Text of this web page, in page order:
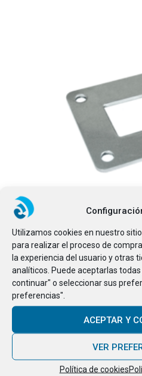
Utilizamos cookies en nuestro
para realizar el proceso de
la experiencia del usuario y otras
analíticos. Puede aceptarlas
continuar" o seleccionar sus
preferencias".
ACEPTAR Y
VER
Política de cookies
AÑADIR AL
Brida
4.88